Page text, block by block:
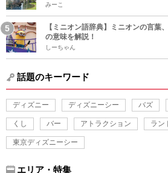
め！
みーこ
【ミニオン語辞典】ミニオンの言葉
の意味を解説！
しーちゃん
話題のキーワード
ディズニー ディズニーシー バズ
くし バー アトラクション ラン
東京ディズニーシー
エリア・特集